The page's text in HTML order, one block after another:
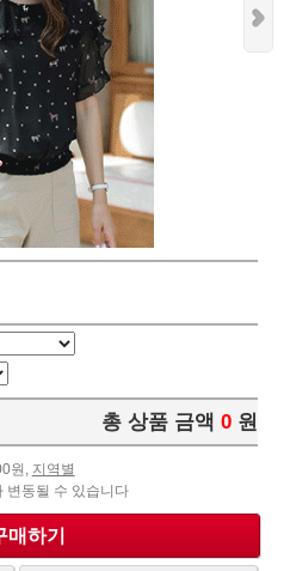
총 상품 금액 0 원
원, 지역별
변동될 수 있습니다
매하기